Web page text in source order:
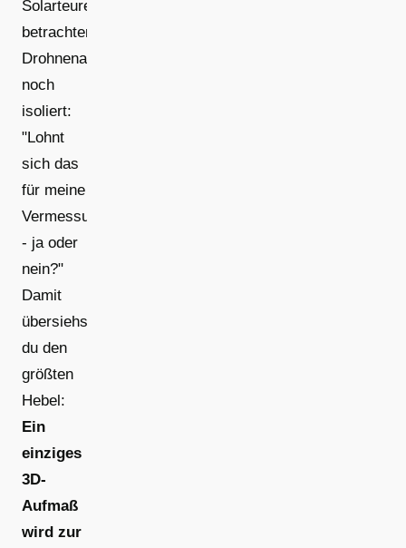
Solarteure
betrachten
Drohnenaufmaß
noch
isoliert:
"Lohnt
sich das
für meine
Vermessung
- ja oder
nein?"
Damit
übersiehst
du den
größten
Hebel:
Ein
einziges
3D-
Aufmaß
wird zur